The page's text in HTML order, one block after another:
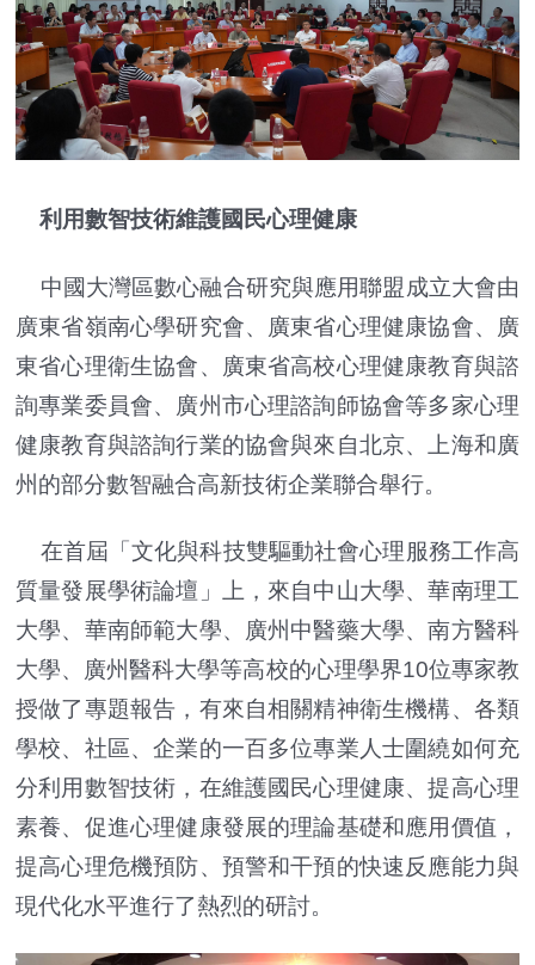
利用數智技術維護國民心理健康
中國大灣區數心融合研究與應用聯盟成立大會由
廣東省嶺南心學研究會、廣東省心理健康協會、廣
東省心理衛生協會、廣東省高校心理健康教育與諮
詢專業委員會、廣州市心理諮詢師協會等多家心理
健康教育與諮詢行業的協會與來自北京、上海和廣
州的部分數智融合高新技術企業聯合舉行。
在首屆「文化與科技雙驅動社會心理服務工作高
質量發展學術論壇」上，來自中山大學、華南理工
大學、華南師範大學、廣州中醫藥大學、南方醫科
大學、廣州醫科大學等高校的心理學界10位專家教
授做了專題報告，有來自相關精神衛生機構、各類
學校、社區、企業的一百多位專業人士圍繞如何充
分利用數智技術，在維護國民心理健康、提高心理
素養、促進心理健康發展的理論基礎和應用價值，
提高心理危機預防、預警和干預的快速反應能力與
現代化水平進行了熱烈的研討。